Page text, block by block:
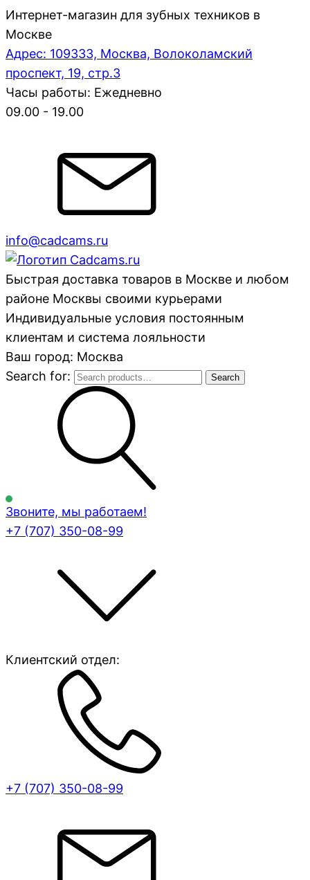
Интернет-магазин для зубных техников в
Москве
Адрес: 109333, Москва, Волоколамский
проспект, 19, стр.3
Часы работы: Ежедневно
09.00 - 19.00
info@cadcams.ru
Быстрая доставка товаров в Москве и любом
районе Москвы своими курьерами
Индивидуальные условия постоянным
клиентам и система лояльности
Ваш город: Москва
Search for:
Search
Звоните, мы работаем!
+7 (707) 350-08-99
Клиентский отдел:
+7 (707) 350-08-99